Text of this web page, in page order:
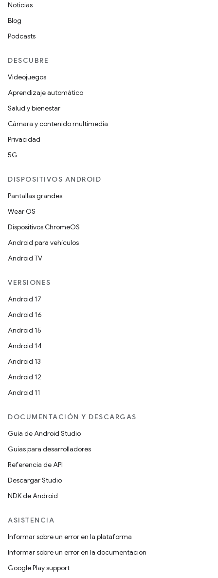
Noticias
Blog
Podcasts
DESCUBRE
Videojuegos
Aprendizaje automático
Salud y bienestar
Cámara y contenido multimedia
Privacidad
5G
DISPOSITIVOS ANDROID
Pantallas grandes
Wear OS
Dispositivos ChromeOS
Android para vehículos
Android TV
VERSIONES
Android 17
Android 16
Android 15
Android 14
Android 13
Android 12
Android 11
DOCUMENTACIÓN Y DESCARGAS
Guía de Android Studio
Guías para desarrolladores
Referencia de API
Descargar Studio
NDK de Android
ASISTENCIA
Informar sobre un error en la plataforma
Informar sobre un error en la documentación
Google Play support